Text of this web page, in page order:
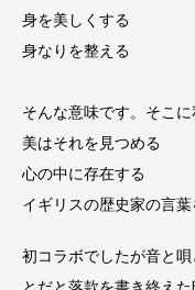
身を美しくする
身なりを整える
そんな意味です。そこ
美はそれを見つめる
心の中に存在する
イギリスの歴史家の言
初コラボでしたが音と